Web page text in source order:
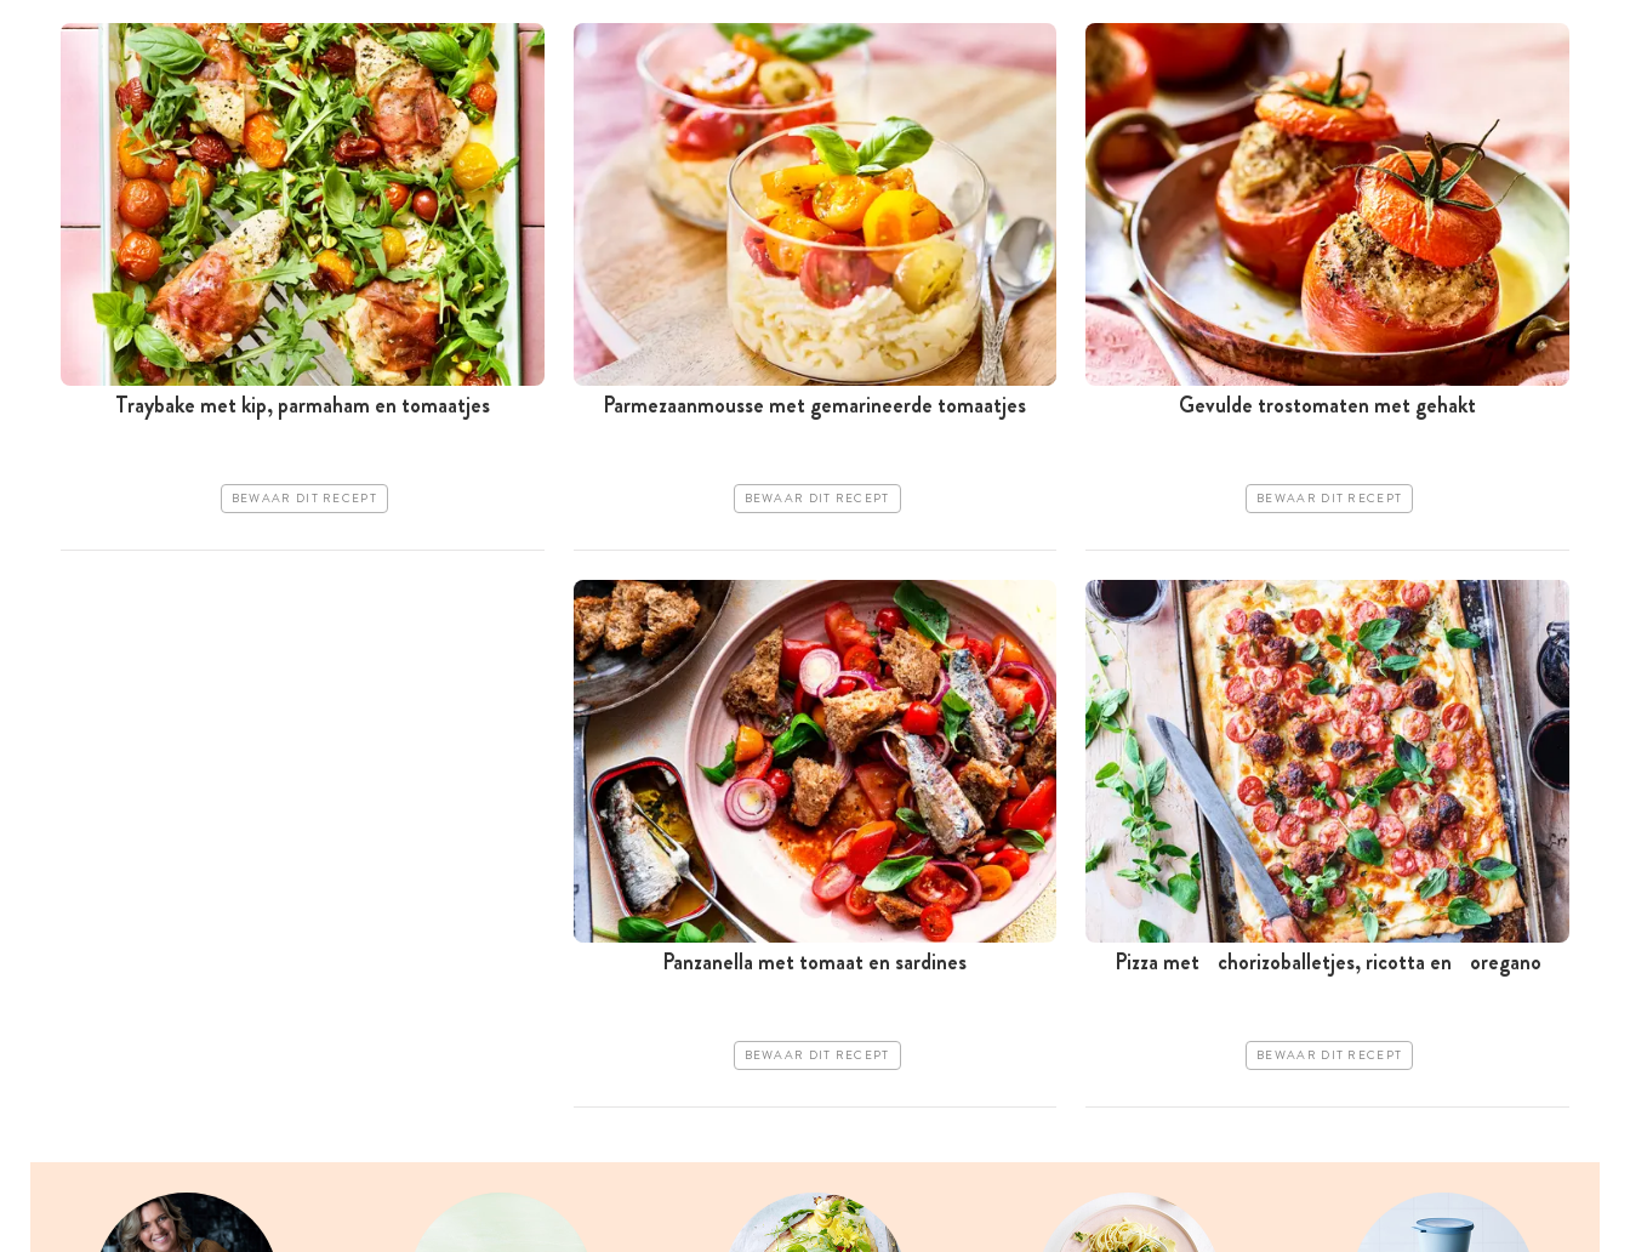
Traybake met kip, parmaham en tomaatjes
BEWAAR DIT RECEPT
Parmezaanmousse met gemarineerde tomaatjes
BEWAAR DIT RECEPT
Gevulde trostomaten met gehakt
BEWAAR DIT RECEPT
Panzanella met tomaat en sardines
BEWAAR DIT RECEPT
Pizza met chorizoballetjes, ricotta en oregano
BEWAAR DIT RECEPT